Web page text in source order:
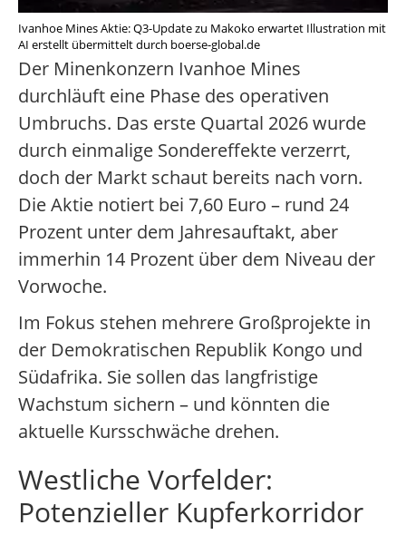
Ivanhoe Mines Aktie: Q3-Update zu Makoko erwartet Illustration mit
AI erstellt übermittelt durch boerse-global.de
Der Minenkonzern Ivanhoe Mines
durchläuft eine Phase des operativen
Umbruchs. Das erste Quartal 2026 wurde
durch einmalige Sondereffekte verzerrt,
doch der Markt schaut bereits nach vorn.
Die Aktie notiert bei 7,60 Euro – rund 24
Prozent unter dem Jahresauftakt, aber
immerhin 14 Prozent über dem Niveau der
Vorwoche.
Im Fokus stehen mehrere Großprojekte in
der Demokratischen Republik Kongo und
Südafrika. Sie sollen das langfristige
Wachstum sichern – und könnten die
aktuelle Kursschwäche drehen.
Westliche Vorfelder:
Potenzieller Kupferkorridor